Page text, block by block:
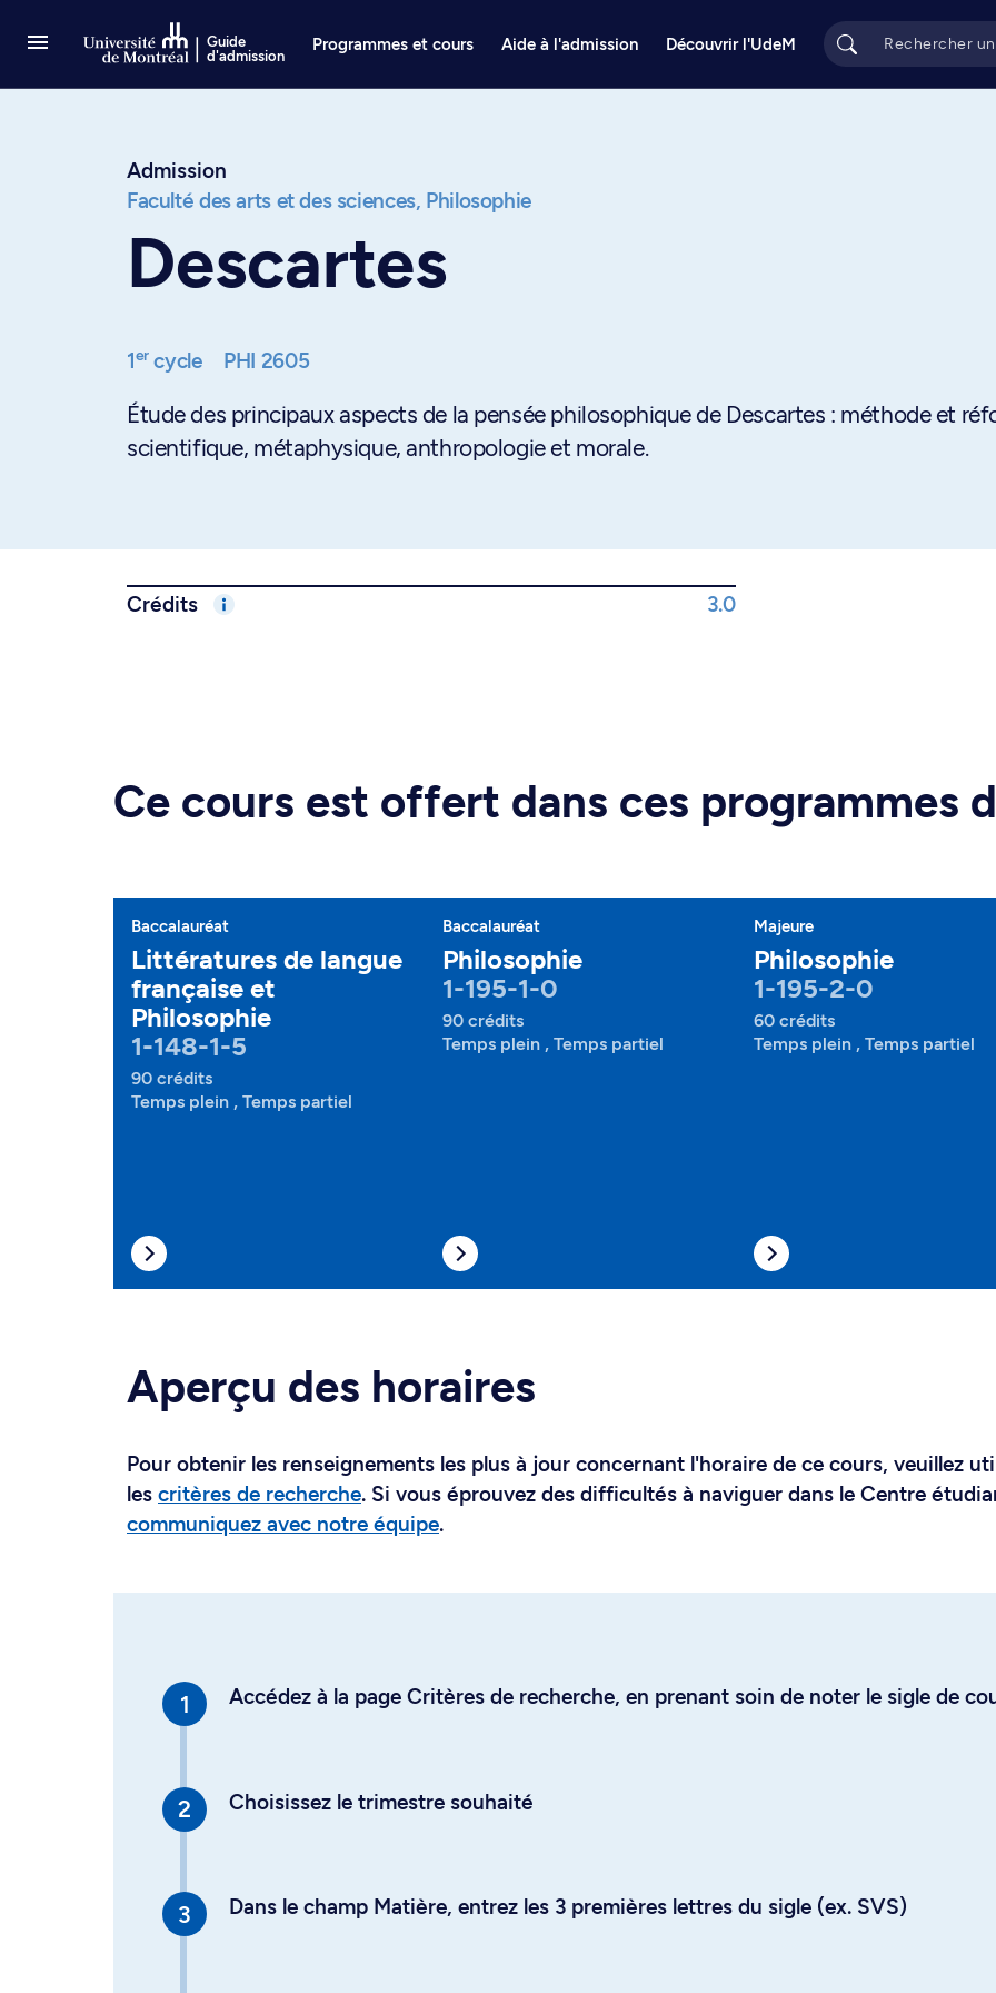
Guide
d'admission
Programmes et cours Aide à l'admission Découvrir l'UdeM
Admission
Faculté des arts et des sciences, Philosophie
Descartes
1ercycle PHI 2605
Étude des principaux aspects de la pensée philosophique de Descartes : méthode et
scientifique, métaphysique, anthropologie et morale.
Crédits 3.0
Ce cours est offert dans ces programmes
Baccalauréat
Littératures de langue
française et
Philosophie
1-148-1-5
90 crédits
Temps plein , Temps partiel
Baccalauréat
Philosophie
1-195-1-0
90 crédits
Temps plein , Temps partiel
Majeure
Philosophie
1-195-2-0
60 crédits
Temps plein , Temps partiel
Aperçu des horaires
Pour obtenir les renseignements les plus à jour concernant l'horaire de ce cours, veuillez
les critères de recherche. Si vous éprouvez des difficultés à naviguer dans le Centre
communiquez avec notre équipe.
Accédez à la page Critères de recherche, en prenant soin de noter le sigle de
Choisissez le trimestre souhaité
Dans le champ Matière, entrez les 3 premières lettres du sigle (ex. SVS)